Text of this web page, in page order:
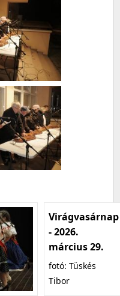
Virágvasárnap
- 2026.
március 29.
fotó: Tüskés
Tibor